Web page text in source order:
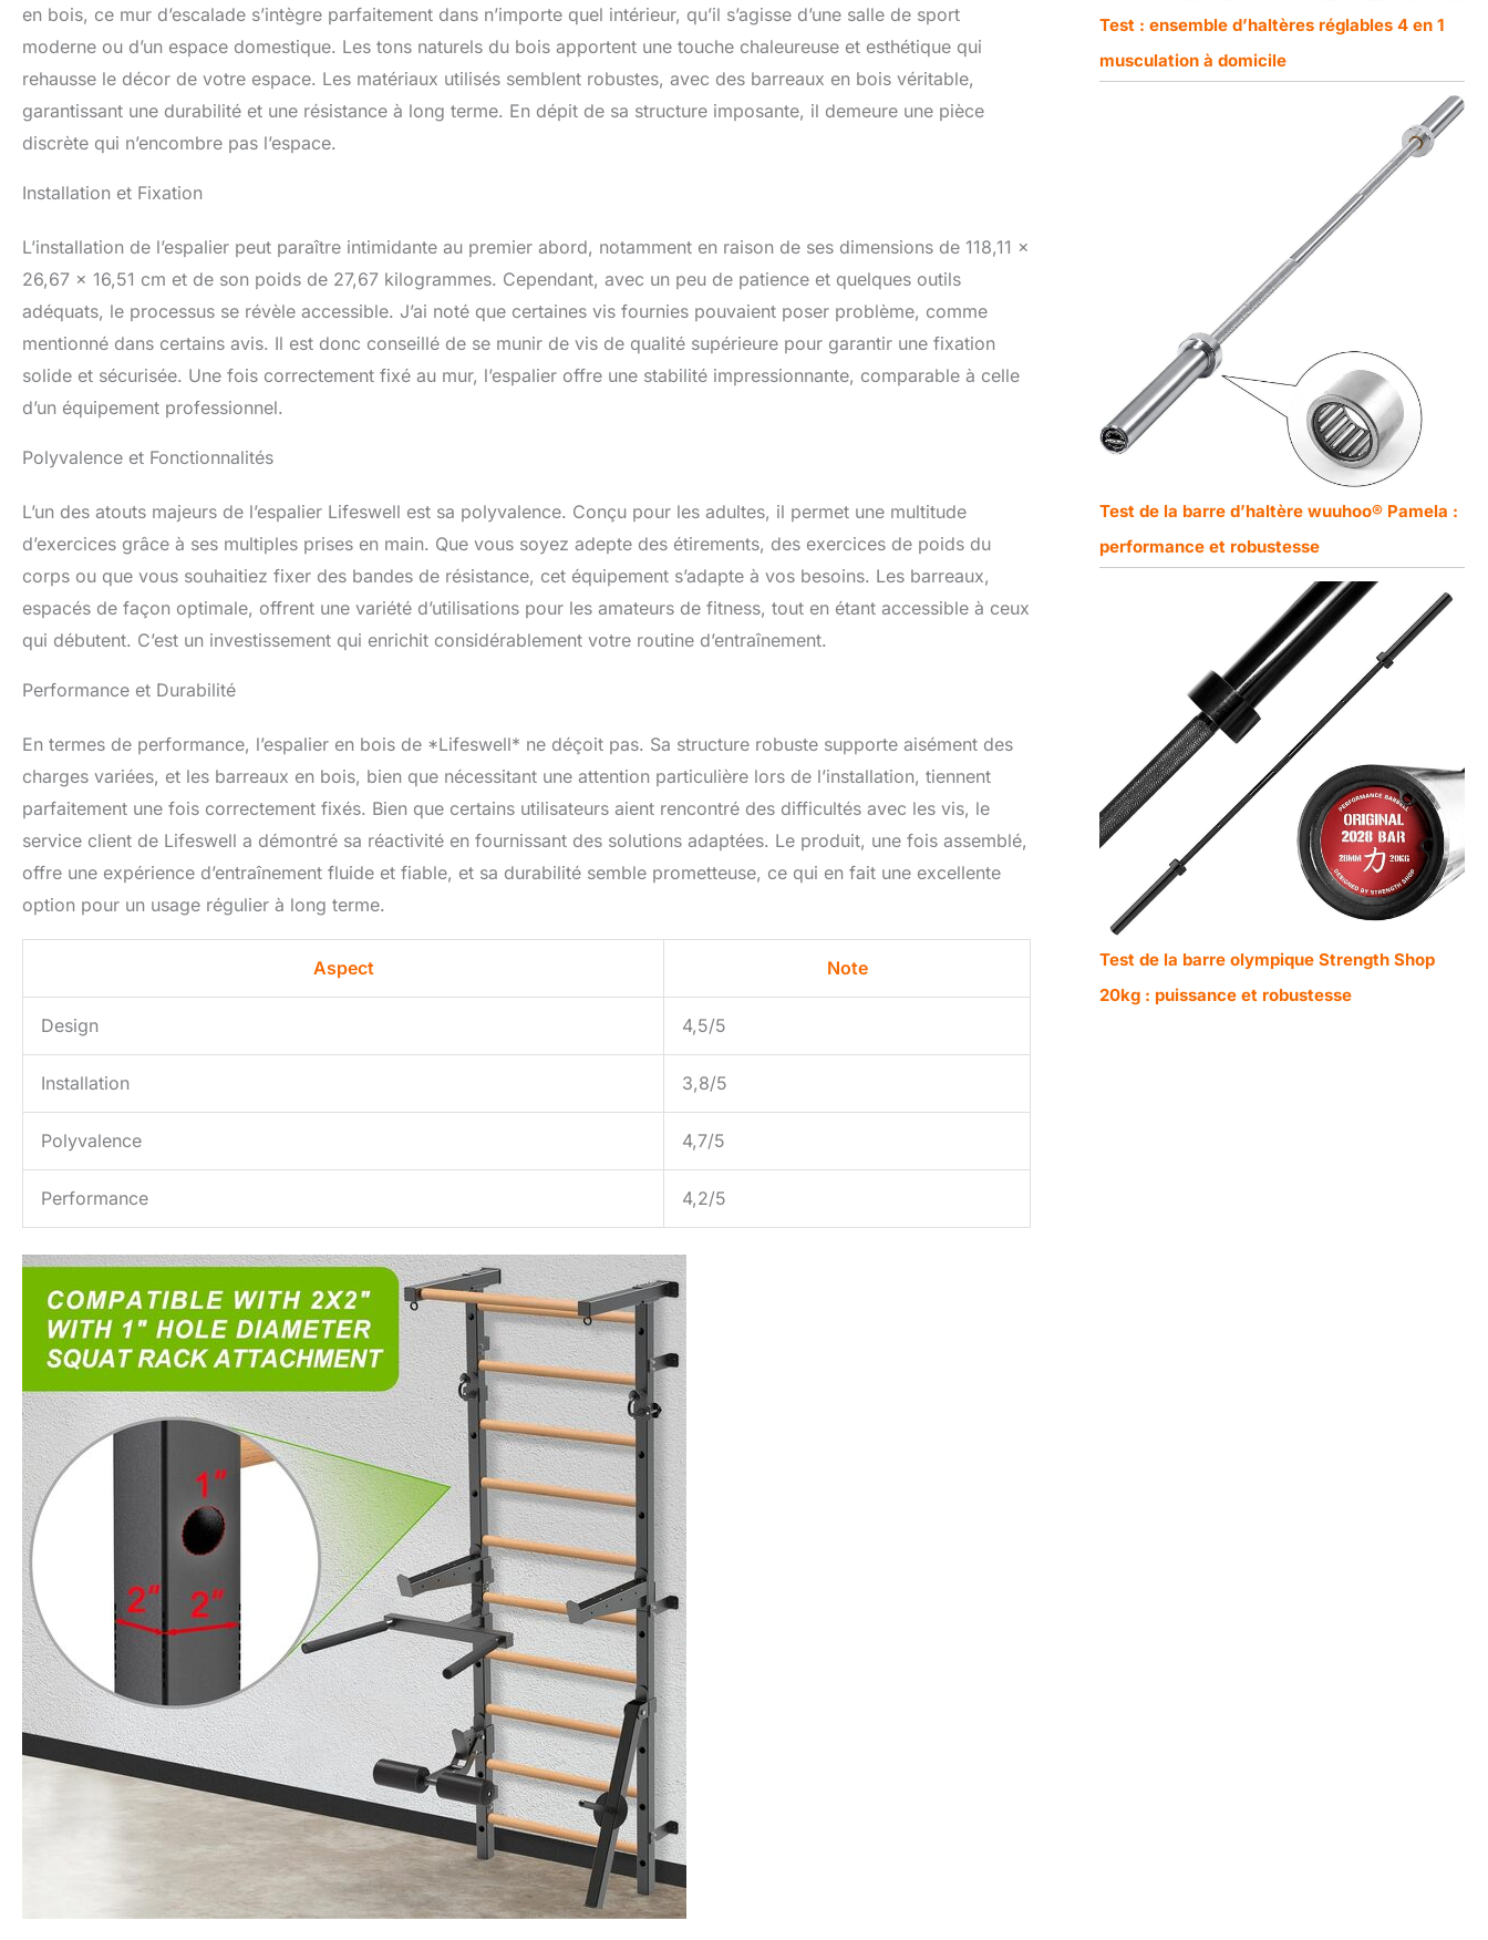
l'entraînement de résistance, l'entraînement de suspension, le cross training et
n'hésitez pas à nous contacter, nous serons heureux de vous servir
en bois, ce mur d’escalade s’intègre parfaitement dans n’importe quel intérieur, qu’il s’agisse d’une salle de sport
moderne ou d’un espace domestique. Les tons naturels du bois apportent une touche chaleureuse et esthétique qui
rehausse le décor de votre espace. Les matériaux utilisés semblent robustes, avec des barreaux en bois véritable,
garantissant une durabilité et une résistance à long terme. En dépit de sa structure imposante, il demeure une pièce
discrète qui n’encombre pas l’espace.
Installation et Fixation
L’installation de l’espalier peut paraître intimidante au premier abord, notamment en raison de ses dimensions de 118,11 x
26,67 x 16,51 cm et de son poids de 27,67 kilogrammes. Cependant, avec un peu de patience et quelques outils
adéquats, le processus se révèle accessible. J’ai noté que certaines vis fournies pouvaient poser problème, comme
mentionné dans certains avis. Il est donc conseillé de se munir de vis de qualité supérieure pour garantir une fixation
solide et sécurisée. Une fois correctement fixé au mur, l’espalier offre une stabilité impressionnante, comparable à celle
d’un équipement professionnel.
Polyvalence et Fonctionnalités
L’un des atouts majeurs de l’espalier Lifeswell est sa polyvalence. Conçu pour les adultes, il permet une multitude
d’exercices grâce à ses multiples prises en main. Que vous soyez adepte des étirements, des exercices de poids du
corps ou que vous souhaitiez fixer des bandes de résistance, cet équipement s’adapte à vos besoins. Les barreaux,
espacés de façon optimale, offrent une variété d’utilisations pour les amateurs de fitness, tout en étant accessible à ceux
qui débutent. C’est un investissement qui enrichit considérablement votre routine d’entraînement.
Performance et Durabilité
En termes de performance, l’espalier en bois de *Lifeswell* ne déçoit pas. Sa structure robuste supporte aisément des
charges variées, et les barreaux en bois, bien que nécessitant une attention particulière lors de l’installation, tiennent
parfaitement une fois correctement fixés. Bien que certains utilisateurs aient rencontré des difficultés avec les vis, le
service client de Lifeswell a démontré sa réactivité en fournissant des solutions adaptées. Le produit, une fois assemblé,
offre une expérience d’entraînement fluide et fiable, et sa durabilité semble prometteuse, ce qui en fait une excellente
option pour un usage régulier à long terme.
Aspect Note
Design 4,5/5
Installation 3,8/5
Polyvalence 4,7/5
Performance 4,2/5
Test : ensemble d’haltères réglables 4 en 1
musculation à domicile
Test de la barre d’haltère wuuhoo® Pamela :
performance et robustesse
Test de la barre olympique Strength Shop
20kg : puissance et robustesse